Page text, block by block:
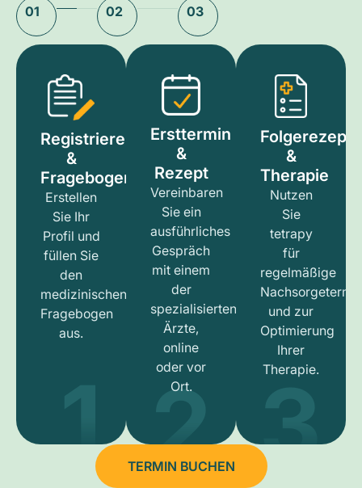
01 02 03
Registrieren
&
Fragebogen
Erstellen
Sie Ihr
Profil und
füllen Sie
den
medizinischen
Fragebogen
aus.
1
Ersttermin
&
Rezept
Vereinbaren
Sie ein
ausführliches
Gespräch
mit einem
der
spezialisierten
Ärzte,
online
oder vor
Ort.
2
Folgerezept
&
Therapie
Nutzen
Sie
tetrapy
für
regelmäßige
und zur
Optimierung
Ihrer
Therapie.
3
TERMIN BUCHEN